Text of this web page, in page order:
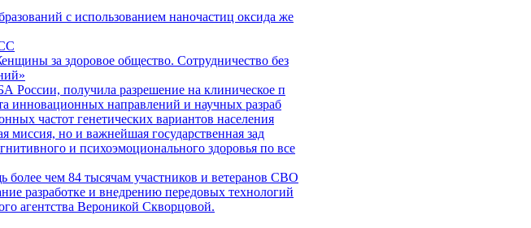
с использованием наночастиц оксида же
за здоровое общество. Сотрудничество без
России, получила разрешение на клиническое п
инновационных направлений и научных разраб
частот генетических вариантов населения
но и важнейшая государственная зад
и психоэмоционального здоровья по все
чем 84 тысячам участников и ветеранов СВО
разработке и внедрению передовых технологий
агентства Вероникой Скворцовой.